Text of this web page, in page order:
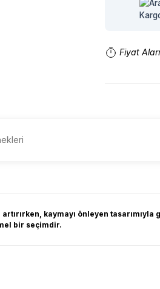
Fiyat
kaymayı önleyen
bir seçimdir.